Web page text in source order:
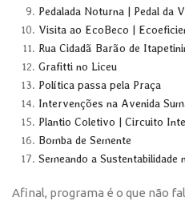
Pedalada Noturna | Pedal da
Visita ao EcoBeco |
Rua Cidadã Barão de
Grafitti no Liceu
Política passa pela Praça
Intervenções na Avenida
Plantio Coletivo | Circuito
Bomba de Semente
Semeando a Sustentabilidade
Afinal, programa é o que não